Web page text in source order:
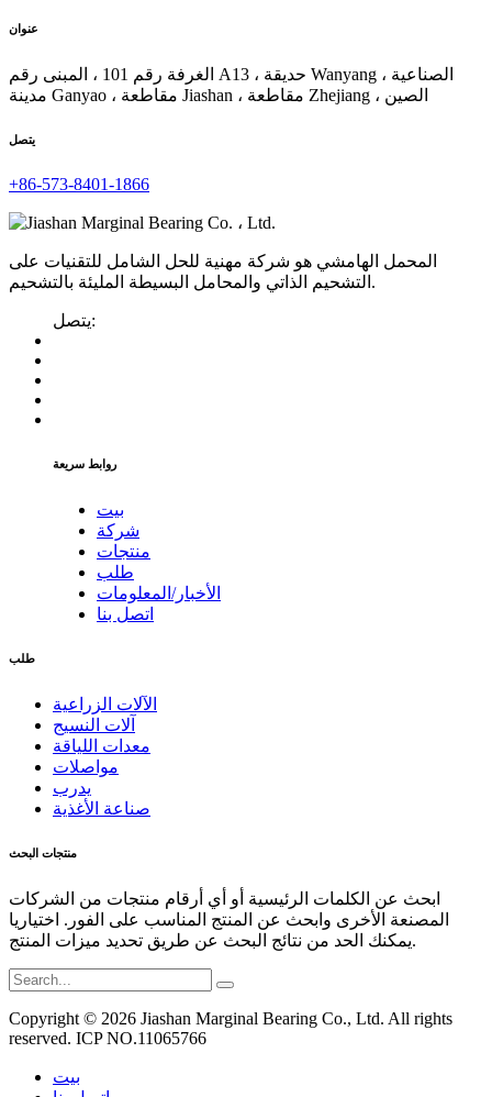
عنوان
الغرفة رقم 101 ، المبنى رقم A13 ، حديقة Wanyang الصناعية ،
مدينة Ganyao ، مقاطعة Jiashan ، مقاطعة Zhejiang ، الصين
يتصل
+86-573-8401-1866
المحمل الهامشي هو شركة مهنية للحل الشامل للتقنيات على
التشحيم الذاتي والمحامل البسيطة المليئة بالتشحيم.
يتصل:
روابط سريعة
بيت
شركة
منتجات
طلب
الأخبار/المعلومات
اتصل بنا
طلب
الآلات الزراعية
آلات النسيج
معدات اللياقة
مواصلات
يدرب
صناعة الأغذية
منتجات البحث
ابحث عن الكلمات الرئيسية أو أي أرقام منتجات من الشركات
المصنعة الأخرى وابحث عن المنتج المناسب على الفور. اختياريا
يمكنك الحد من نتائج البحث عن طريق تحديد ميزات المنتج.
Copyright © 2026 Jiashan Marginal Bearing Co., Ltd. All rights
reserved. ICP NO.11065766
بيت